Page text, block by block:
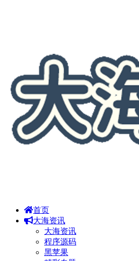
首页
大海资讯
大海资讯
程序源码
黑苹果